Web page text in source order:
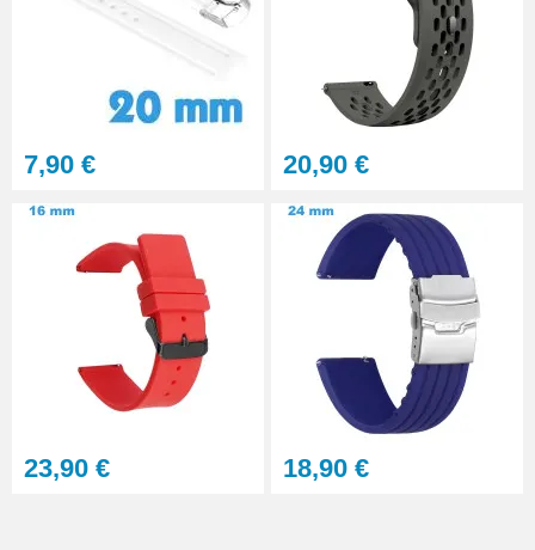
7,90 € 20,90 €
23,90 € 18,90 €